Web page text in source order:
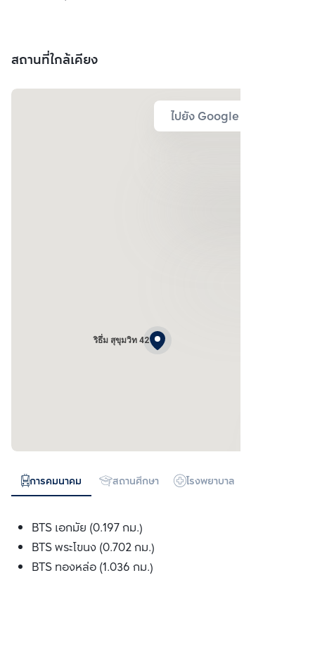
สถานที่ใกล้เคียง
ไปยัง Google Map
ริธึ่ม สุขุมวิท 42
การคมนาคม สถานศึกษา โรงพยาบาล
BTS เอกมัย (0.197 กม.)
BTS พระโขนง (0.702 กม.)
BTS ทองหล่อ (1.036 กม.)